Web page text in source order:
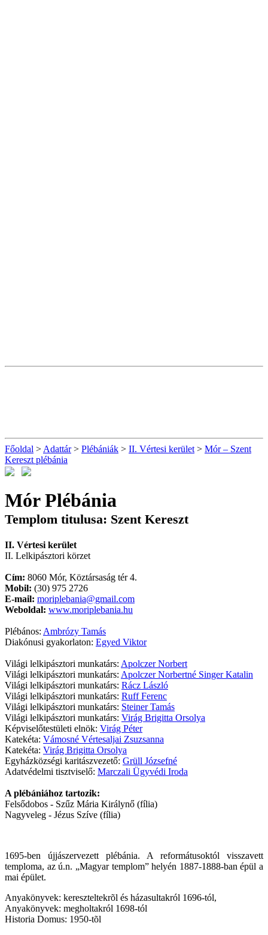
Főoldal > Adattár> Plébániák > II. Vértesi kerület > Mór – Szent
Kereszt plébánia
Mór Plébánia
Templom titulusa: Szent Kereszt
II. Vértesi kerület
II. Lelkipásztori körzet
Cím: 8060 Mór, Köztársaság tér 4.
Mobil: (30) 975 2726
E-mail: moriplebania@gmail.com
Weboldal: www.moriplebania.hu
Plébános: Ambrózy Tamás
Diakónusi gyakorlaton: Egyed Viktor
Világi lelkipásztori munkatárs: Apolczer Norbert
Világi lelkipásztori munkatárs: Apolczer Norbertné Singer Katalin
Világi lelkipásztori munkatárs: Rácz László
Világi lelkipásztori munkatárs: Ruff Ferenc
Világi lelkipásztori munkatárs: Steiner Tamás
Világi lelkipásztori munkatárs: Virág Brigitta Orsolya
Képviselőtestületi elnök: Virág Péter
Katekéta: Vámosné Vértesaljai Zsuzsanna
Katekéta: Virág Brigitta Orsolya
Egyházközségi karitászvezető: Grüll Józsefné
Adatvédelmi tisztviselő: Marczali Ügyvédi Iroda
A plébániához tartozik:
Felsődobos - Szűz Mária Királynő (fília)
Nagyveleg - Jézus Szíve (fília)
1695-ben újjászervezett plébánia. A reformátusoktól visszavett
temploma, az ú.n. „Magyar templom” helyén 1887-1888-ban épül a
mai épület.
Anyakönyvek: kereszteltekrõl és házasultakról 1696-tól,
Anyakönyvek: megholtakról 1698-tól
Historia Domus: 1950-tõl